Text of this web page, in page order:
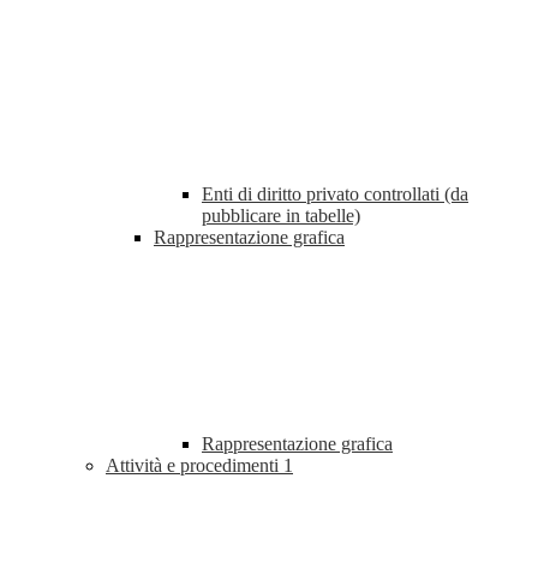
Enti di diritto privato controllati (da
pubblicare in tabelle)
Rappresentazione grafica
Rappresentazione grafica
Attività e procedimenti 1